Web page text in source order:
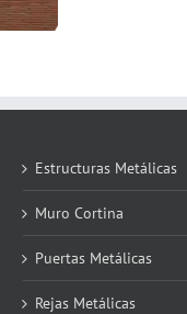
Estructuras Metálicas
Muro Cortina
Puertas Metálicas
Rejas Metálicas